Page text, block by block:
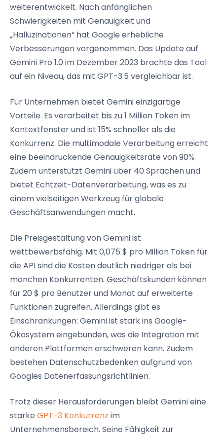
weiterentwickelt. Nach anfänglichen
Schwierigkeiten mit Genauigkeit und
„Halluzinationen“ hat Google erhebliche
Verbesserungen vorgenommen. Das Update auf
Gemini Pro 1.0 im Dezember 2023 brachte das Tool
auf ein Niveau, das mit GPT-3.5 vergleichbar ist.
Für Unternehmen bietet Gemini einzigartige
Vorteile. Es verarbeitet bis zu 1 Million Token im
Kontextfenster und ist 15% schneller als die
Konkurrenz. Die multimodale Verarbeitung erreicht
eine beeindruckende Genauigkeitsrate von 90%.
Zudem unterstützt Gemini über 40 Sprachen und
bietet Echtzeit-Datenverarbeitung, was es zu
einem vielseitigen Werkzeug für globale
Geschäftsanwendungen macht.
Die Preisgestaltung von Gemini ist
wettbewerbsfähig. Mit 0,075 $ pro Million Token für
die API sind die Kosten deutlich niedriger als bei
manchen Konkurrenten. Geschäftskunden können
für 20 $ pro Benutzer und Monat auf erweiterte
Funktionen zugreifen. Allerdings gibt es
Einschränkungen: Gemini ist stark ins Google-
Ökosystem eingebunden, was die Integration mit
anderen Plattformen erschweren kann. Zudem
bestehen Datenschutzbedenken aufgrund von
Googles Datenerfassungsrichtlinien.
Trotz dieser Herausforderungen bleibt Gemini eine
starke GPT-3 Konkurrenz im
Unternehmensbereich. Seine Fähigkeit zur